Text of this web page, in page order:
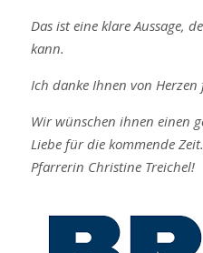
Das ist eine klare Aussage,
kann.
Ich danke Ihnen von Herzen
Wir wünschen ihnen einen
Liebe für die kommende
Pfarrerin Christine Treichel!